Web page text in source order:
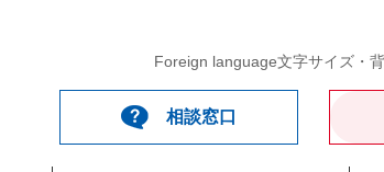
Foreign language文字サイズ・
相談窓口